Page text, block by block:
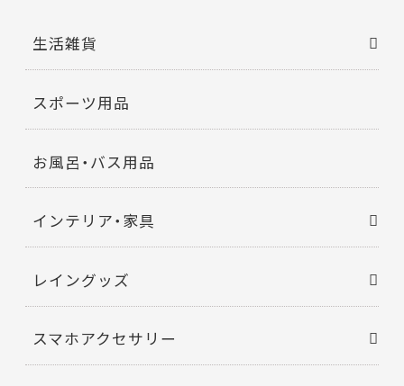
生活雑貨
スポーツ用品
お風呂・バス用品
インテリア・家具
レイングッズ
スマホアクセサリー